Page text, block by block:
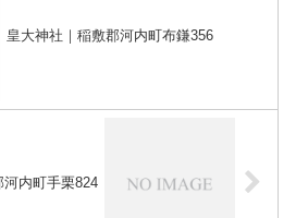
皇大神社｜稲敷郡河内町布鎌356
内町手栗824